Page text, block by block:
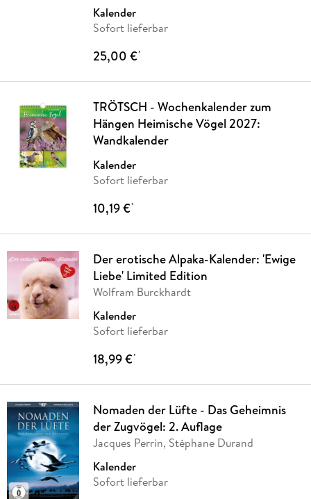
Kalender
Sofort lieferbar
25,00 €*
TRÖTSCH - Wochenkalender zum
Hängen Heimische Vögel 2027:
Wandkalender
Kalender
Sofort lieferbar
10,19 €*
Der erotische Alpaka-Kalender: 'Ewige
Liebe' Limited Edition
Wolfram Burckhardt
Kalender
Sofort lieferbar
18,99 €*
Nomaden der Lüfte - Das Geheimnis
der Zugvögel: 2. Auflage
Jacques Perrin, Stéphane Durand
Kalender
Sofort lieferbar